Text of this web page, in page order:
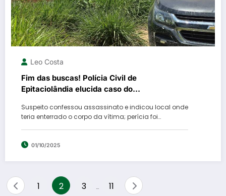
Leo Costa
Fim das buscas! Polícia Civil de
Epitaciolândia elucida caso do
Regis.
Suspeito confessou assassinato e indicou local onde
teria enterrado o corpo da vítima; perícia foi…
01/10/2025
Paginação
1 2 3 … 11